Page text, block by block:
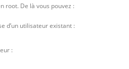
root. De là vous pouvez :
d’un utilisateur existant :
: